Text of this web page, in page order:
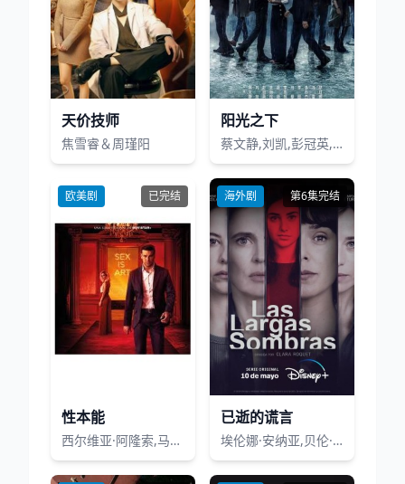
天价技师
焦雪睿＆周瑾阳
阳光之下
蔡文静,刘凯,彭冠英,王劲松,萨日娜,李洪涛,施大生,岳旸,李东恒,马藜,多布杰,冯雷,王从懿,李砚,孙之鸿,亓航,章婷婷,周韵茹,钱漪,凌子桐,王学庭,周卓,栾浚威,王唯,岳士涵,孙家玮,曦璐,妞妞,王保艳,邓凯匀,陈伟隆,董波,马洪磊,张国庆,石小满,安宇,金阳,焦体怡,张艺心,何曙霞,柯国庆,思潮,张雷,金士哲,杜和倩
欧美剧 已完结
性本能
西尔维亚·阿隆索,马里奥·卡萨斯,胡安·迭戈·博托,布鲁娜·库希,洛拉·杜埃尼亚斯 Lola Dueñas,英格丽·加西亚·荣松,埃尔薇拉·明戈斯,乔恩·艾瑞亚斯,奥斯卡·卡萨斯,Miryam Gallego,Aleix Melé
海外剧 第6集完结
已逝的谎言
埃伦娜·安纳亚,贝伦·奎斯塔,玛尔塔·埃图拉